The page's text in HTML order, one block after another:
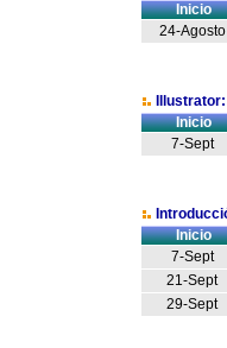
Inicio
24-Agosto
Inicio
7-Sept
Inicio
7-Sept
21-Sept
29-Sept